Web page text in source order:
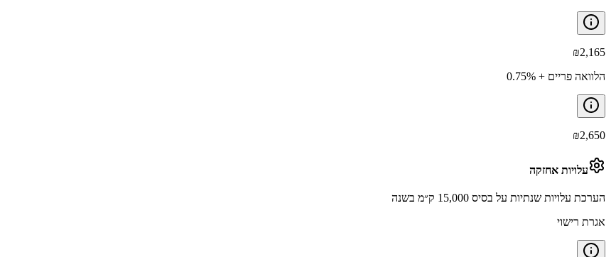
₪2,165
הלוואה פריים + 0.75%
₪2,650
עלויות אחזקה
הערכת עלויות שנתיות על בסיס 15,000 ק״מ בשנה
אגרת רישוי